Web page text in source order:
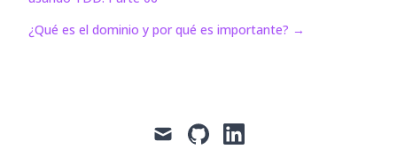
¿Qué es el dominio y por qué es importante? →
mail github linkedin